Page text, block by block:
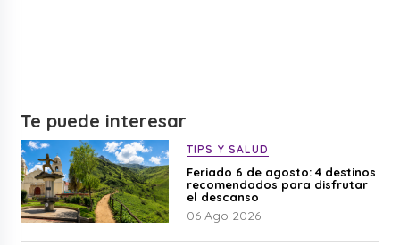
Te puede interesar
TIPS Y SALUD
Feriado 6 de agosto: 4 destinos
recomendados para disfrutar
el descanso
06 Ago 2026